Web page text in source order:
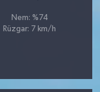
Nem: %74
Rüzgar: 7 km/h